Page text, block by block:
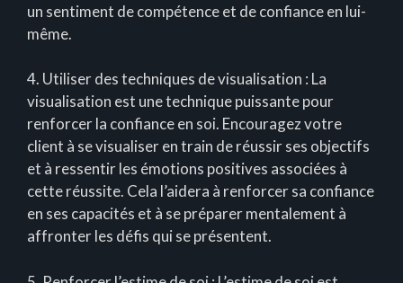
un sentiment de compétence et de confiance en lui-
même.
4. Utiliser des techniques de visualisation : La
visualisation est une technique puissante pour
renforcer la confiance en soi. Encouragez votre
client à se visualiser en train de réussir ses objectifs
et à ressentir les émotions positives associées à
cette réussite. Cela l’aidera à renforcer sa confiance
en ses capacités et à se préparer mentalement à
affronter les défis qui se présentent.